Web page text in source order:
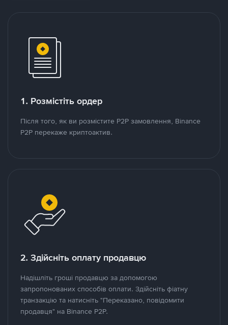
1. Розмістіть ордер
Після того, як ви розмістите P2P замовлення, Binance
P2P перекаже криптоактив.
2. Здійсніть оплату продавцю
Надішліть гроші продавцю за допомогою
запропонованих способів оплати. Здійсніть фіатну
транзакцію та натисніть "Переказано, повідомити
продавця" на Binance P2P.